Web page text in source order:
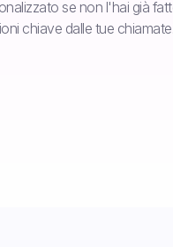
se non l'hai già
chiave dalle tue chiamate.